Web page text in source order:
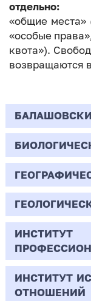
отдельно:
«общие места»
«особые
квота»).
возвращаются
44.03.02
Психолого-
Очная |
Всего
Бюджет/
Общие места
06.03.01
Биология
Очная |
Всего
Бюджет/Общие
05.03.02
География
Очная |
Всего
05.03.01
Геология
Очная |
38.03.02
ИНСТИТУТ
ОТНОШЕНИЙ